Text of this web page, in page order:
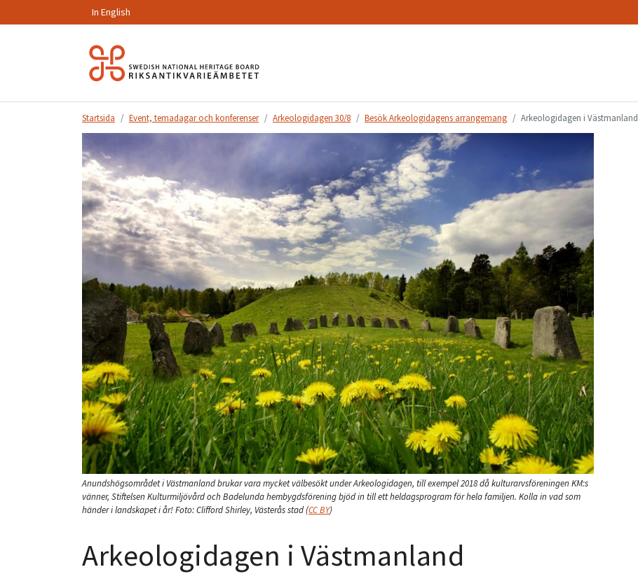
In English
Startsida Event, temadagar och konferenser Arkeologidagen 30/8 Besök Arkeologidagens arrangemang Arkeologidagen i Västmanland
Anundshögsområdet i Västmanland brukar vara mycket välbesökt under Arkeologidagen, till exempel 2018 då kulturarvsföreningen KM:s
vänner, Stiftelsen Kulturmiljövård och Badelunda hembygdsförening bjöd in till ett heldagsprogram för hela familjen. Kolla in vad som
händer i landskapet i år!Foto:Clifford Shirley, Västerås stad(CC BY)
Arkeologidagen i Västmanland